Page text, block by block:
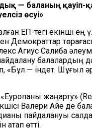
— баланың қауіп-
өсуі»
ЕП-тегі екінші ең
Демократтар
Агиус Салиба
балалардың
«Бұл — індет. Шұғыл
жаңарту»
Валери Айе де
пайдалануы
атап өтті.